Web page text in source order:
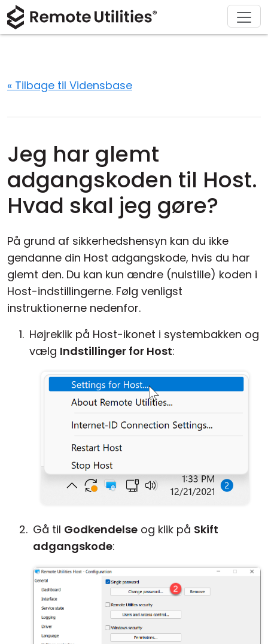
« Tilbage til Vidensbase
Jeg har glemt
adgangskoden til Host.
Hvad skal jeg gøre?
På grund af sikkerhedshensyn kan du ikke
gendanne din Host adgangskode, hvis du har
glemt den. Du kan kun ændre (nulstille) koden i
Host-indstillingerne. Følg venligst
instruktionerne nedenfor.
Højreklik på Host-ikonet i systembakken og
vælg Indstillinger for Host:
Gå til Godkendelse og klik på Skift
adgangskode:
Produkt
Forbindelsesmodes
Uden tilsyn
MSI Konfiguration
Cloud og Lokalt
Løsninger
Informationsteknologi
Download
Køb
Support
Om